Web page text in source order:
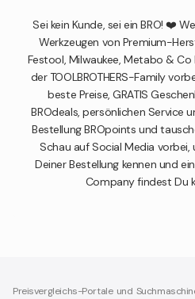
Sei kein Kunde, sei ein BRO! ❤️
Werkzeugen von Premium-
Festool, Milwaukee, Metabo &
der TOOLBROTHERS-Family
beste Preise, GRATIS
BROdeals, persönlichen Service
Bestellung BROpoints und
Schau auf Social Media vorbei,
Deiner Bestellung kennen und
Company findest Du
Preisvergleichs-Portale und